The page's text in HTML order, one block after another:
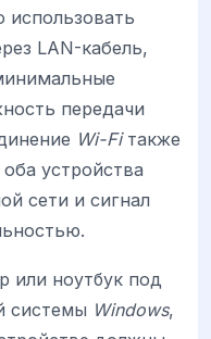
LAN-кабель,
передачи
Wi-Fiтакже
устройства
сети и сигнал
или ноутбук под
системы Windows,